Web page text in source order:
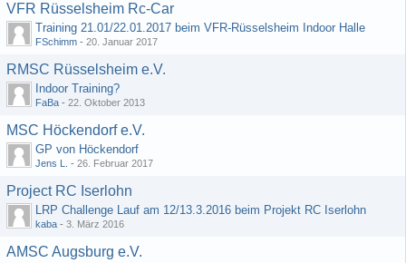
VFR Rüsselsheim Rc-Car
Training 21.01/22.01.2017 beim VFR-Rüsselsheim Indoor Halle
FSchimm - 20. Januar 2017
RMSC Rüsselsheim e.V.
Indoor Training?
FaBa - 22. Oktober 2013
MSC Höckendorf e.V.
GP von Höckendorf
Jens L. - 26. Februar 2017
Project RC Iserlohn
LRP Challenge Lauf am 12/13.3.2016 beim Projekt RC Iserlohn
kaba - 3. März 2016
AMSC Augsburg e.V.